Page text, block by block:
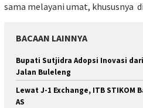
sama melayani umat, khususnya
BACAAN LAINNYA
Bupati Sutjidra Adopsi Inovasi
Jalan Buleleng
Lewat J-1 Exchange, ITB STIKOM
AS